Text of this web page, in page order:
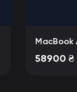
MacBook
58900 ₴